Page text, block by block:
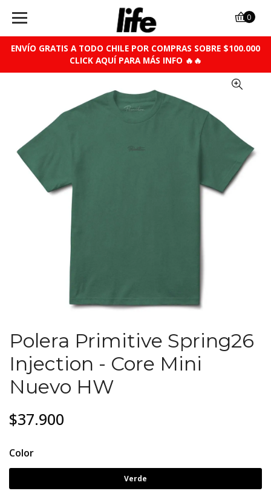
ENVÍO GRATIS A TODO CHILE POR COMPRAS SOBRE $100.000
CLICK AQUÍ PARA MÁS INFO 🔥🔥
0
Polera Primitive Spring26
Injection - Core Mini
Nuevo HW
$37.900
Color
Verde